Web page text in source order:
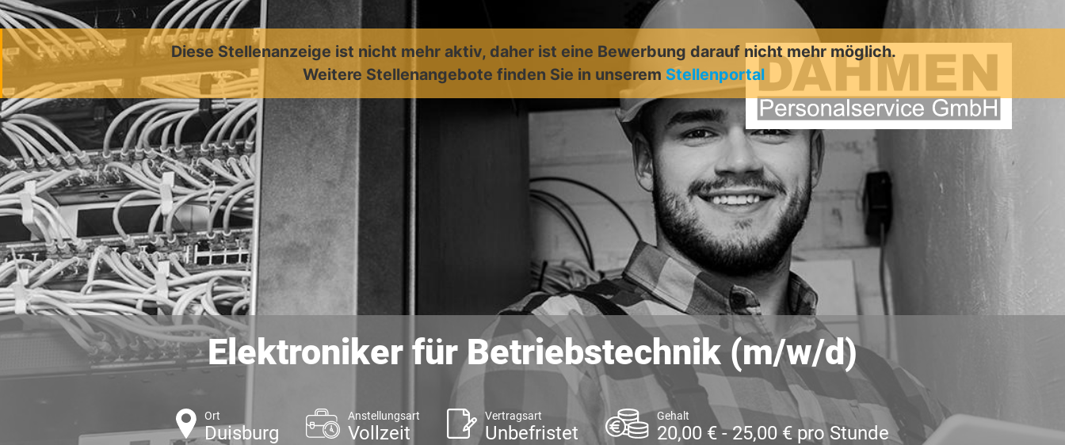
Diese Stellenanzeige ist nicht mehr aktiv, daher ist eine Bewerbung darauf nicht mehr möglich.
Weitere Stellenangebote finden Sie in unserem Stellenportal
Elektroniker für Betriebstechnik (m/w/d)
Ort
Duisburg
Anstellungsart
Vollzeit
Vertragsart
Unbefristet
Gehalt
20,00 € - 25,00 € pro Stunde